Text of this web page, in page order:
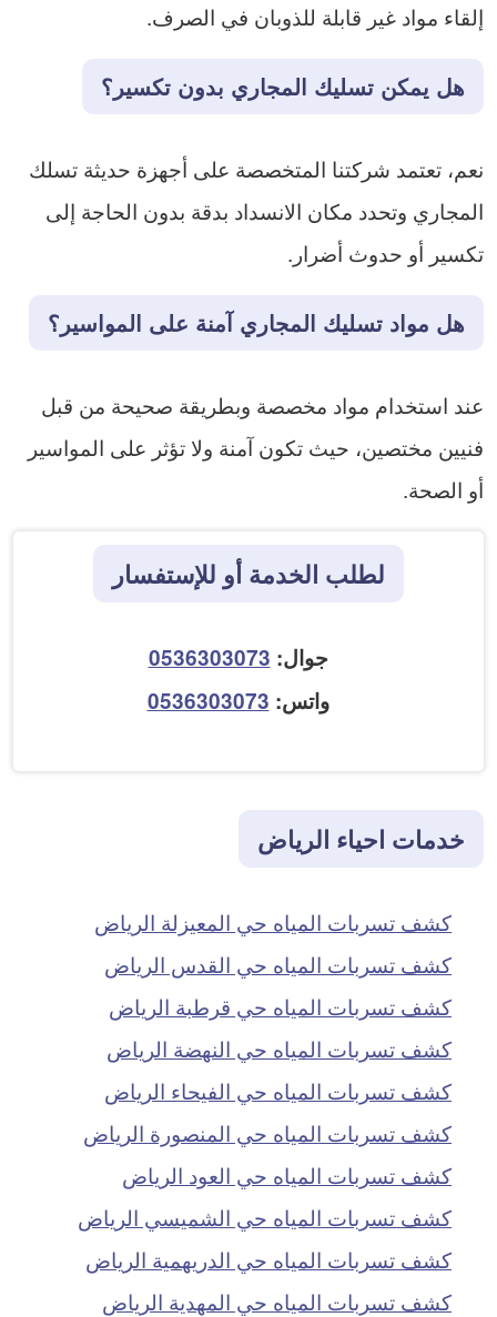
إلقاء مواد غير قابلة للذوبان في الصرف.
هل يمكن تسليك المجاري بدون تكسير؟
نعم، تعتمد شركتنا المتخصصة على أجهزة حديثة تسلك
المجاري وتحدد مكان الانسداد بدقة بدون الحاجة إلى
تكسير أو حدوث أضرار.
هل مواد تسليك المجاري آمنة على المواسير؟
عند استخدام مواد مخصصة وبطريقة صحيحة من قبل
فنيين مختصين، حيث تكون آمنة ولا تؤثر على المواسير
أو الصحة.
لطلب الخدمة أو للإستفسار
جوال: 0536303073
واتس: 0536303073
خدمات احياء الرياض
كشف تسربات المياه حي المعيزلة الرياض
كشف تسربات المياه حي القدس الرياض
كشف تسربات المياه حي قرطبة الرياض
كشف تسربات المياه حي النهضة الرياض
كشف تسربات المياه حي الفيحاء الرياض
كشف تسربات المياه حي المنصورة الرياض
كشف تسربات المياه حي العود الرياض
كشف تسربات المياه حي الشميسي الرياض
كشف تسربات المياه حي الدريهمية الرياض
كشف تسربات المياه حي المهدية الرياض